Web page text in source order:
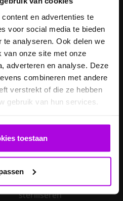
en advertenties te
voor social media te bieden
analyseren. Ook delen we
van onze site met onze
adverteren en analyse. Deze
combineren met andere
verstrekt of die ze hebben
gebruik van hun services.
toestaan
Is een kerstboom
giftig voor
honden?
Je hond heeft
diarree
Je kat naar een
Je kater laten
Je konijn laten
steriliseren